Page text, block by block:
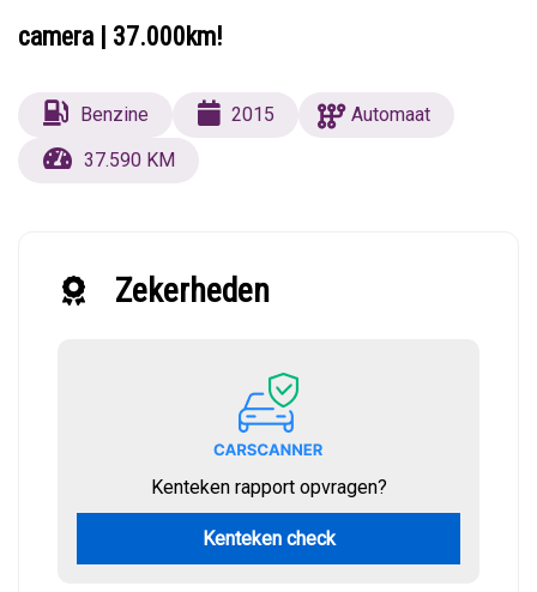
camera | 37.000km!
Benzine 2015
Automaat
37.590 KM
Zekerheden
Kenteken rapport opvragen?
Kenteken check